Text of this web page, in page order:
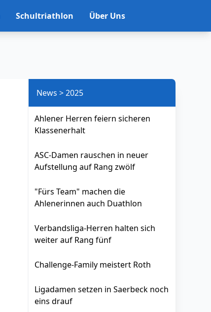
Schultriathlon Über Uns
News > 2025
Ahlener Herren feiern sicheren
Klassenerhalt
ASC-Damen rauschen in neuer
Aufstellung auf Rang zwölf
"Fürs Team" machen die
Ahlenerinnen auch Duathlon
Verbandsliga-Herren halten sich
weiter auf Rang fünf
Challenge-Family meistert Roth
Ligadamen setzen in Saerbeck noch
eins drauf